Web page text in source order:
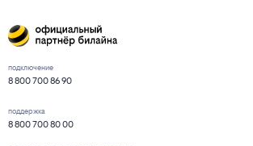
подключение
8 800 700 86 90
поддержка
8 800 700 80 00